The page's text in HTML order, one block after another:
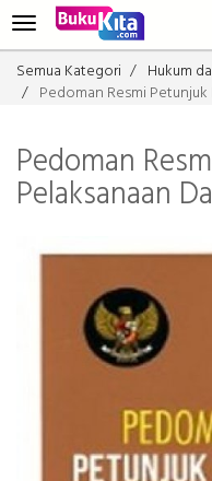
Semua Kategori Hukum
Pedoman Resmi
Pedoman
Pelaksanaan